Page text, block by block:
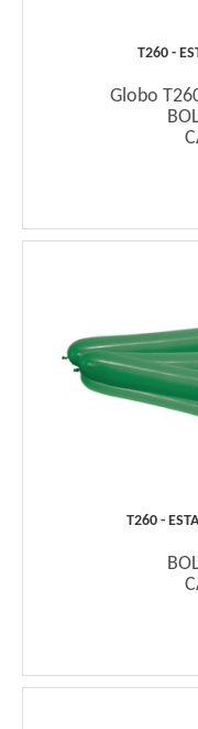
T260 -
Globo
T260 -